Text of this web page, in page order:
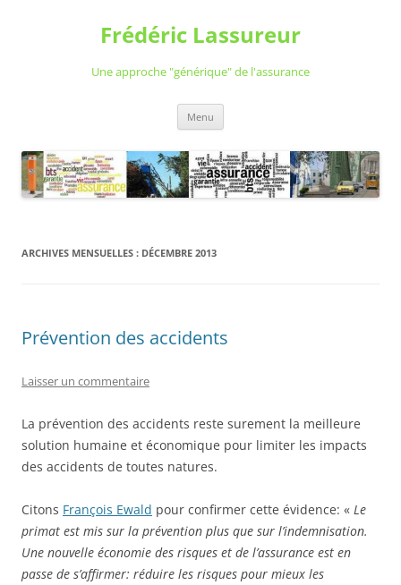
Frédéric Lassureur
Une approche "générique" de l'assurance
Menu
ARCHIVES MENSUELLES : DÉCEMBRE 2013
Prévention des accidents
Laisser un commentaire
La prévention des accidents reste surement la meilleure
solution humaine et économique pour limiter les impacts
des accidents de toutes natures.
Citons François Ewald pour confirmer cette évidence: « Le
primat est mis sur la prévention plus que sur l’indemnisation.
Une nouvelle économie des risques et de l’assurance est en
passe de s’affirmer: réduire les risques pour mieux les